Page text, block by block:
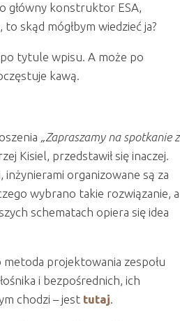
główny konstruktor ESA,
skąd mógłbym wiedzieć ja?
po tytule wpisu. A może po
kawą.
„Zapraszamy na spotkanie z
Kisiel, przedstawił się inaczej.
organizowane są za
wybrano takie rozwiązanie, a
schematach opiera się idea
metoda projektowania zespołu
i bezpośrednich, ich
chodzi – jest tutaj.